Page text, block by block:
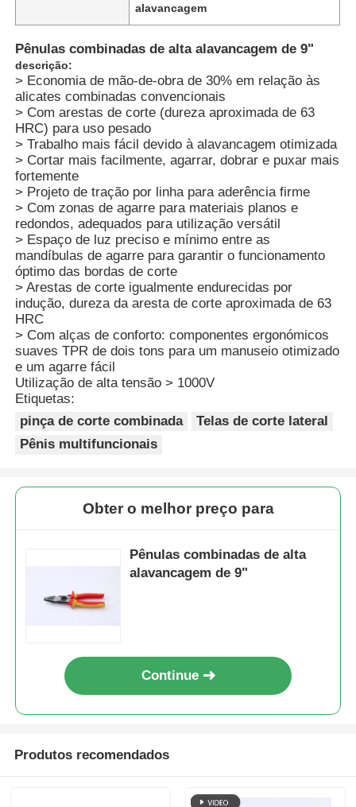
Casa
Produtos
Vídeos
Controle de Qualidade
notícias
Pedir um orçamento
alavancagem
Pênulas combinadas de alta alavancagem de 9"
descrição:
> Economia de mão-de-obra de 30% em relação às
alicates combinadas convencionais
> Com arestas de corte (dureza aproximada de 63
HRC) para uso pesado
> Trabalho mais fácil devido à alavancagem otimizada
> Cortar mais facilmente, agarrar, dobrar e puxar mais
fortemente
> Projeto de tração por linha para aderência firme
> Com zonas de agarre para materiais planos e
redondos, adequados para utilização versátil
> Espaço de luz preciso e mínimo entre as
mandíbulas de agarre para garantir o funcionamento
óptimo das bordas de corte
> Arestas de corte igualmente endurecidas por
indução, dureza da aresta de corte aproximada de 63
HRC
> Com alças de conforto: componentes ergonómicos
suaves TPR de dois tons para um manuseio otimizado
e um agarre fácil
Utilização de alta tensão > 1000V
Etiquetas:
pinça de corte combinada
Telas de corte lateral
Pênis multifuncionais
Obter o melhor preço para
Pênulas combinadas de alta
alavancagem de 9"
Continue
Produtos recomendados